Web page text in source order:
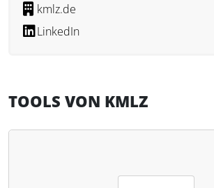
kmlz.de
LinkedIn
TOOLS VON KMLZ